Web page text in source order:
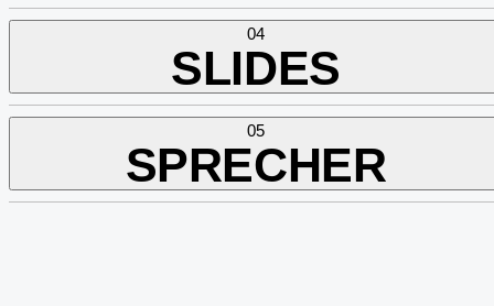
04
SLIDES
05
SPRECHER